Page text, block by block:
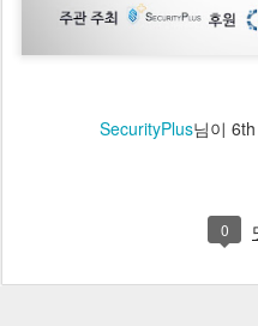
SecurityPlus님이
0